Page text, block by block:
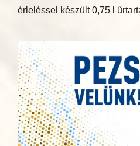
érleléssel készült 0,75 l